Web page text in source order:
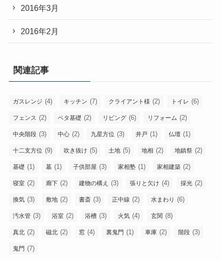
2016年3月
2016年2月
関連記事
ガスレンジ (4) キッチン (7) クライアント様 (2) トイレ (6)
フェンス (2) ベタ基礎 (2) リビング (6) リフォーム (2)
中央階段 (3) 中心 (2) 九星方位 (3) 井戸 (1) 仏壇 (1)
十二支方位 (9) 吹き抜け (5) 土地 (5) 地相 (2) 地鎮祭 (2)
基礎 (1) 墓 (1) 子供部屋 (3) 家相塾 (1) 家相建築 (2)
寝室 (2) 廊下 (2) 建物の構え (3) 張りと欠け (4) 採光 (2)
換気 (3) 敷地 (2) 書斎 (3) 正中線 (2) 水まわり (6)
汚水管 (3) 浴室 (2) 浴槽 (3) 火気 (4) 玄関 (8)
真北 (2) 磁北 (2) 窓 (4) 裏鬼門 (1) 車庫 (2) 階段 (3)
鬼門 (7)